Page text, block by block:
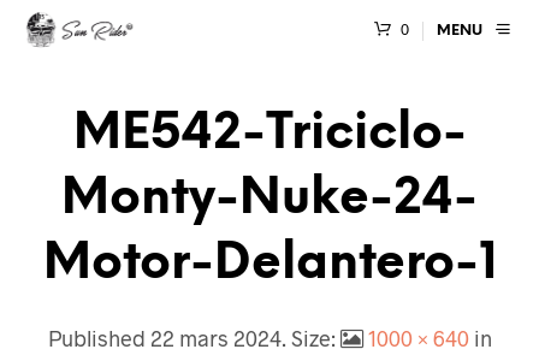
0 MENU
ME542-Triciclo-
Monty-Nuke-24-
Motor-Delantero-1
Published 22 mars 2024. Size: 1000 × 640in